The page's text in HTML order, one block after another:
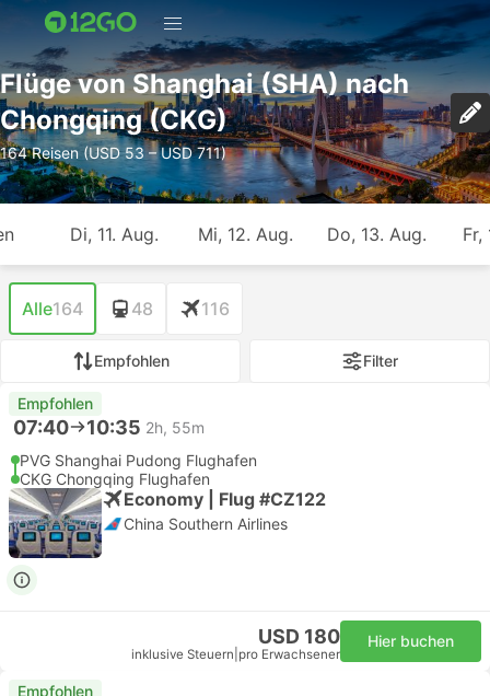
Flüge von Shanghai (SHA) nach
Chongqing (CKG)
164 Reisen (USD 53 – USD 711)
Di, 11. Aug. Mi, 12. Aug. Do, 13. Aug. Fr,
Alle164 48 116
Empfohlen Filter
Empfohlen
07:40 10:35 2h, 55m
PVG Shanghai Pudong Flughafen
CKG Chongqing Flughafen
Economy | Flug #CZ122
China Southern Airlines
USD 180
inklusive Steuern pro Erwachsener
Hier buchen
Empfohlen